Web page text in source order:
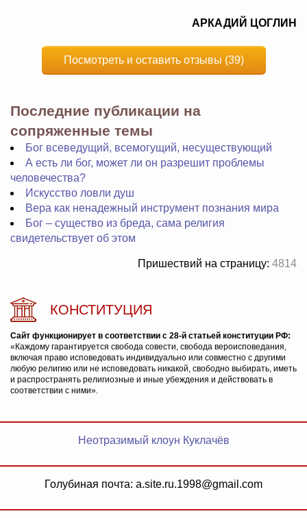
АРКАДИЙ ЦОГЛИН
Посмотреть и оставить отзывы (39)
Последние публикации на
сопряженные темы
Бог всеведущий, всемогущий, несуществующий
А есть ли бог, может ли он разрешит проблемы
человечества?
Искусство ловли душ
Вера как ненадежный инструмент познания мира
Бог – существо из бреда, сама религия
свидетельствует об этом
Пришествий на страницу: 4814
КОНСТИТУЦИЯ
Сайт функционирует в соответствии с 28-й статьей конституции РФ:
«Каждому гарантируется свобода совести, свобода вероисповедания,
включая право исповедовать индивидуально или совместно с другими
любую религию или не исповедовать никакой, свободно выбирать, иметь
и распространять религиозные и иные убеждения и действовать в
соответствии с ними».
Неотразимый клоун Куклачёв
Голубиная почта: a.site.ru.1998@gmail.com